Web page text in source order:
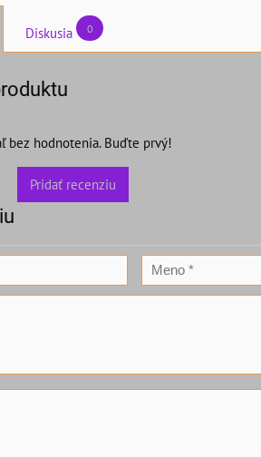
Diskusia 0
bez hodnotenia. Buďte prvý!
Pridať recenziu